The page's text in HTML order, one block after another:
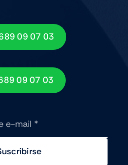
09 07 03
09 07 03